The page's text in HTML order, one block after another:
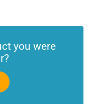
you were